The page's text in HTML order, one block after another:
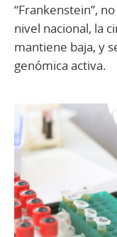
“Frankenstein”,
nivel nacional, la
mantiene baja, y
genómica activa.